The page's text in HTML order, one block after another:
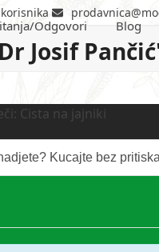
Josif
Odgovori Blog
Cista na jajniki